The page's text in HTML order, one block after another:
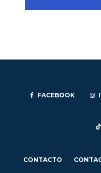
FACEBOOK
CONTACTO